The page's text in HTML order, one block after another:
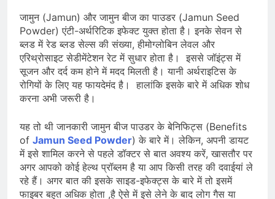
जामुन (Jamun) और जामुन बीज का पाउडर (Jamun Seed
Powder) एंटी-अर्थरिटिक इफेक्ट युक्त होता है। इनके सेवन से
ब्लड में रेड ब्लड सेल्स की संख्या, हीमोग्लोबिन लेवल और
एरिथ्रोसाइट सेडीमेंटेशन रेट में सुधार होता है। इससे जॉइंट्स में
सूजन और दर्द कम होने में मदद मिलती है। यानी अर्थराइटिस के
रोगियों के लिए यह फायदेमंद है। हालांकि इसके बारे में अधिक शोध
करना अभी जरूरी है।
यह तो थी जानकारी जामुन बीज पाउडर के बेनिफिट्स (Benefits
of Jamun Seed Powder) के बारे में। लेकिन, अपनी डायट
में इसे शामिल करने से पहले डॉक्टर से बात अवश्य करें, खासतौर पर
अगर आपको कोई हेल्थ प्रॉब्लम है या आप किसी तरह की दवाईयां ले
रहे हैं। अगर बात की इसके साइड-इफेक्ट्स के बारे में तो इसमें
फाइबर बहुत अधिक होता ,है ऐसे में इसे लेने के बाद लोग गैस या